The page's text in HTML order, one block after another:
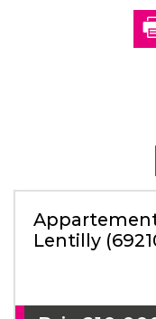
Appartement
Lentilly